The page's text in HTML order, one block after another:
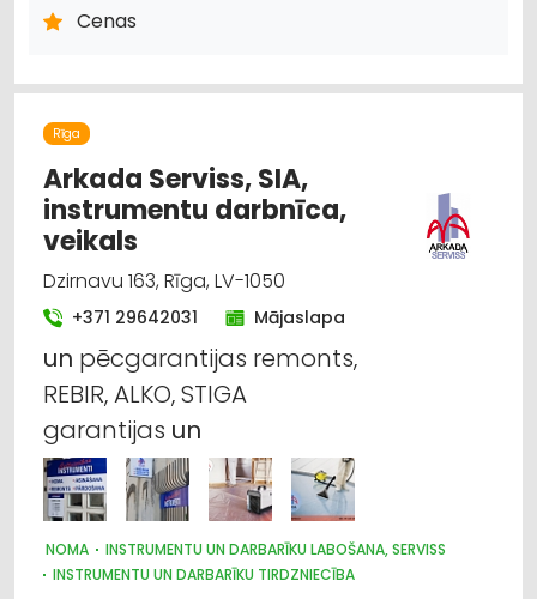
DZINĒJI, MOTORI, TO REMONTS
AUTO PAPILDIERĪCES UN AKSESUĀRI; NAVIGĀCIJAS SISTĒMAS
Cenas
Rīga
Arkada Serviss, SIA,
instrumentu darbnīca,
veikals
Dzirnavu 163, Rīga, LV-1050
+371 29642031 Mājaslapa
un pēcgarantijas remonts,
REBIR, ALKO, STIGA
garantijas un
NOMA
INSTRUMENTU UN DARBARĪKU LABOŠANA, SERVISS
INSTRUMENTU UN DARBARĪKU TIRDZNIECĪBA